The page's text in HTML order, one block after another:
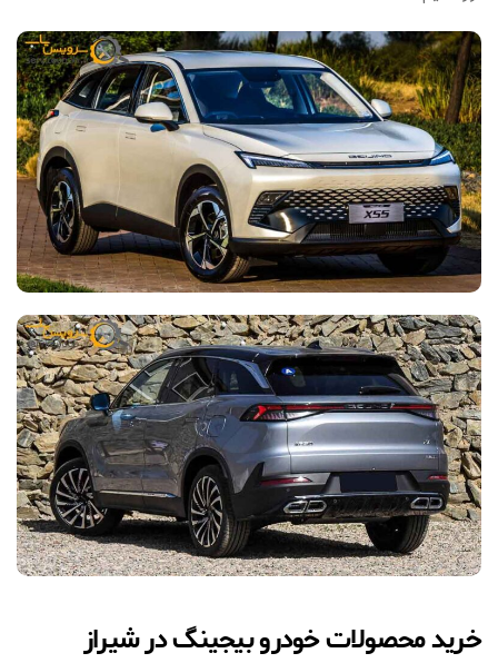
خرید محصولات خودرو بیجینگ در شیراز